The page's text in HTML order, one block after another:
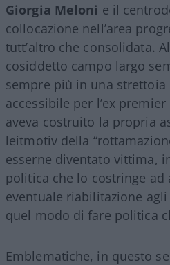
Giorgia Meloni e il
collocazione nell’area
tutt’altro che consolidata.
cosiddetto campo largo
sempre più in una
accessibile per l’ex
aveva costruito la propria
leitmotiv della
esserne diventato vittima,
politica che lo costringe
eventuale riabilitazione
quel modo di fare politica
Emblematiche, in questo